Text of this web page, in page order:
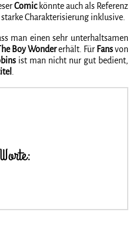
Comickönnte auch als Referenz
Charakterisierung inklusive.
man einen sehr unterhaltsamen
Boy Wondererhält. Für Fansvon
ist man nicht nur gut bedient,